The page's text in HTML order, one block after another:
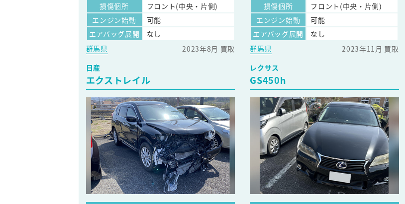
損傷個所
フロント(中央・片側)
エンジン始動
可能
エアバッグ展開
なし
群馬県
2023年8月 買取
損傷個所
フロント(中央・片側)
エンジン始動
可能
エアバッグ展開
なし
群馬県
2023年11月 買取
日産
エクストレイル
レクサス
GS450h